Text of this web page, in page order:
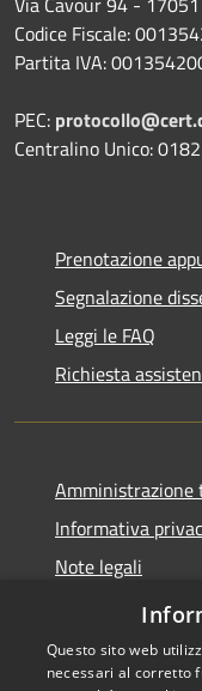
Codice Fiscale:
Partita IVA:
PEC:
Centralino Unico:
Prenotazione
Segnalazione
Leggi le FAQ
Richiesta
Amministrazione
Informativa
Note legali
Dichiarazione di
Questo sito web
necessari al corretto